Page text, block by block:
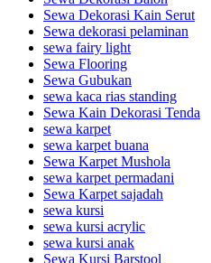
Sewa Dekorasi Kain Serut
Sewa dekorasi pelaminan
sewa fairy light
Sewa Flooring
Sewa Gubukan
sewa kaca rias standing
Sewa Kain Dekorasi Tenda
sewa karpet
sewa karpet buana
Sewa Karpet Mushola
sewa karpet permadani
Sewa Karpet sajadah
sewa kursi
sewa kursi acrylic
sewa kursi anak
Sewa Kursi Barstool